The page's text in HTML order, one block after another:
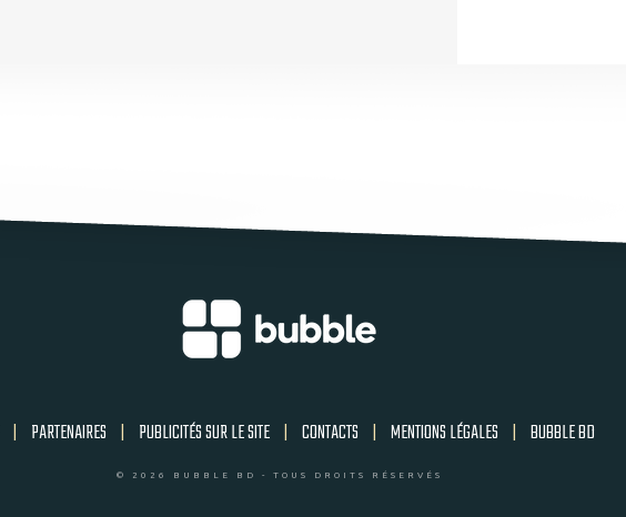
| PARTENAIRES | PUBLICITÉS SUR LE SITE | CONTACTS | MENTIONS LÉGALES | BUBBLE BD
© 2026 BUBBLE BD - TOUS DROITS RÉSERVÉS